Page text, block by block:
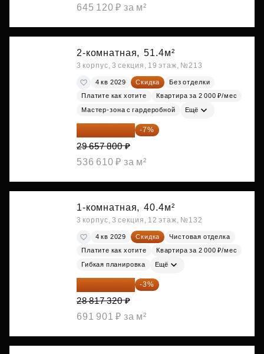
645 120 ₽ за м²
2-комнатная, 51.4м²
3 корпус, 3 секция, 19 этаж, №213
4 кв 2029 Скидка
Без отделки
Платите как хотите
Квартира за 2 000 ₽/мес
Мастер-зона с гардеробной Ещё
27 581 754 ₽ -7%
29 657 800 ₽
536 610 ₽ за м²
1-комнатная, 40.4м²
3 корпус, 3 секция, 12 этаж, №132
4 кв 2029 Скидка
Чистовая отделка
Платите как хотите
Квартира за 2 000 ₽/мес
Гибкая планировка Ещё
27 952 800 ₽ -3%
28 817 320 ₽
691 901 ₽ за м²